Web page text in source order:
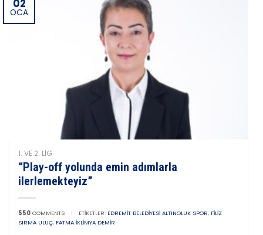
02
OCA
1. VE 2. LIG
“Play-off yolunda emin adımlarla
ilerlemekteyiz”
550 COMMENTS | ETIKETLER: EDREMIT BELEDIYESI ALTINOLUK SPOR, FILIZ
SIRMA ULUÇ, FATMA İKLIMYA DEMIR